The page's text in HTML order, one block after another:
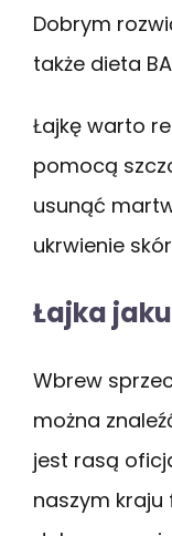
Dobrym
także dieta
Łajkę warto
pomocą
usunąć
ukrwienie
Łajka
Wbrew
można
jest rasą
naszym kraju